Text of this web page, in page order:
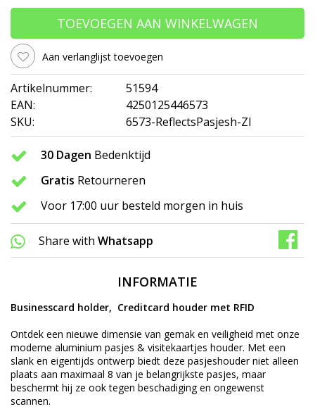
TOEVOEGEN AAN WINKELWAGEN
Aan verlanglijst toevoegen
Artikelnummer:
51594
EAN:
4250125446573
SKU:
6573-ReflectsPasjesh-ZI
30 Dagen Bedenktijd
Gratis Retourneren
Voor 17:00 uur besteld morgen in huis
Share with Whatsapp
INFORMATIE
Businesscard holder, Creditcard houder met RFID
Ontdek een nieuwe dimensie van gemak en veiligheid met onze
moderne aluminium pasjes & visitekaartjes houder. Met een
slank en eigentijds ontwerp biedt deze pasjeshouder niet alleen
plaats aan maximaal 8 van je belangrijkste pasjes, maar
beschermt hij ze ook tegen beschadiging en ongewenst
scannen.